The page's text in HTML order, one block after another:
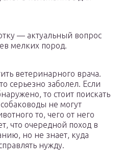
— актуальный вопрос
мелких пород.
ветеринарного врача.
серьезно заболел. Если
то стоит поискать
не могут
то, чего от него
что очередной поход в
но не знает, куда
нужду.